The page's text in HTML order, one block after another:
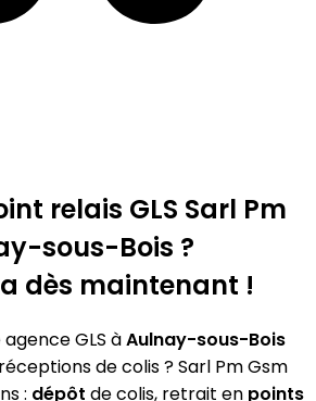
relais GLS Sarl Pm
sous-Bois ?
dès maintenant !
GLS àAulnay-sous-Bois
de colis ? Sarl Pm Gsm
: dépôt de colis, retrait en points